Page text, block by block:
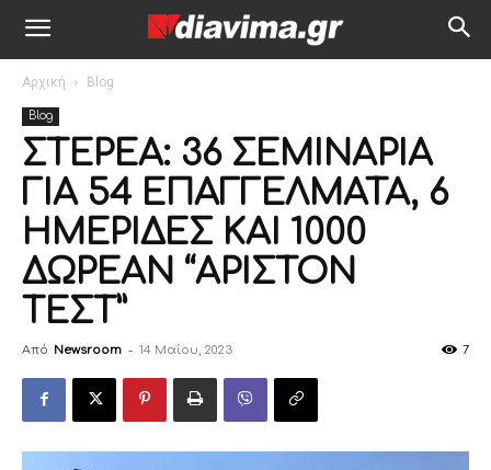
Αρχική Blog
Blog
ΣΤΕΡΕΑ: 36 ΣΕΜΙΝΑΡΙΑ
ΓΙΑ 54 ΕΠΑΓΓΕΛΜΑΤΑ, 6
ΗΜΕΡΙΔΕΣ ΚΑΙ 1000
ΔΩΡΕΑΝ “ΑΡΙΣΤΟΝ
ΤΕΣΤ”
Από Newsroom - 14 Μαΐου, 2023 7